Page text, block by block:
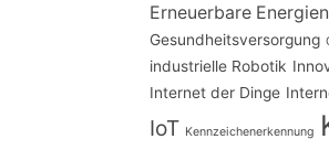
Erneuerbare Energien
Gesundheitsversorgung
industrielle Robotik
Internet der Dinge
IoT Kennzeichenerkennung